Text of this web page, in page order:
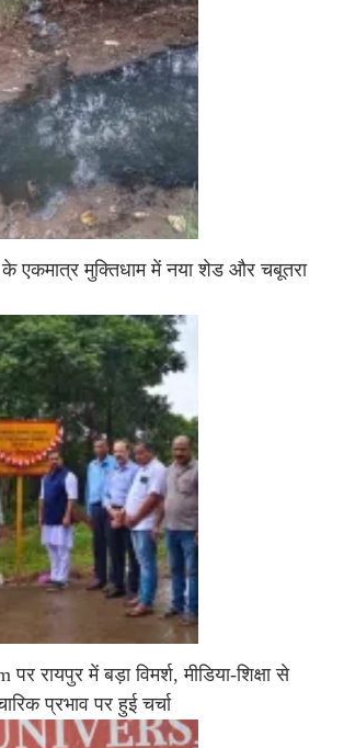
एकमात्र मुक्तिधाम में नया शेड और चबूतरा
रायपुर में बड़ा विमर्श, मीडिया-शिक्षा से
प्रभाव पर हुई चर्चा